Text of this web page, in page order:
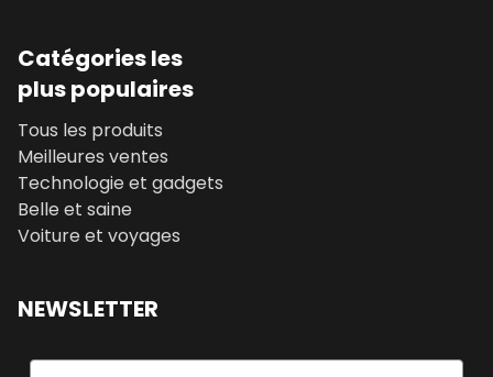
Catégories les
plus populaires
Tous les produits
Meilleures ventes
Technologie et gadgets
Belle et saine
Voiture et voyages
NEWSLETTER
Email